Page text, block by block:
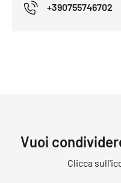
+390755746702
Vuoi
Clicca